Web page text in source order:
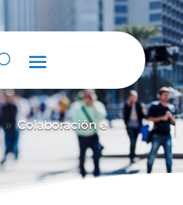
9 Colaboración e